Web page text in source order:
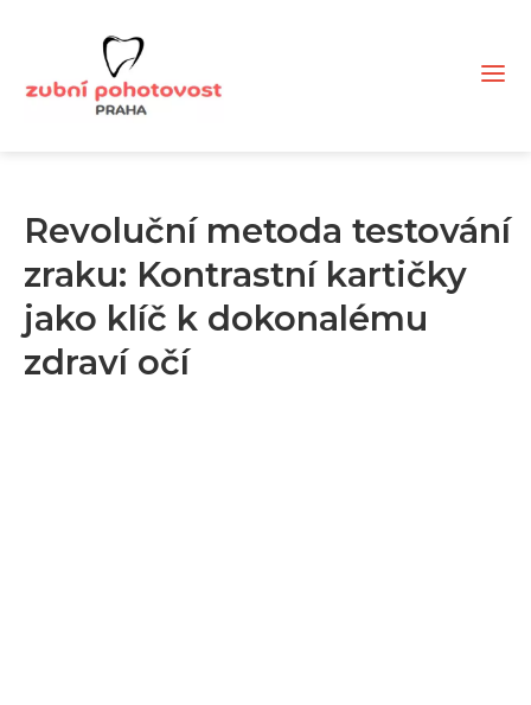
Revoluční metoda testování
zraku: Kontrastní kartičky
jako klíč k dokonalému
zdraví očí